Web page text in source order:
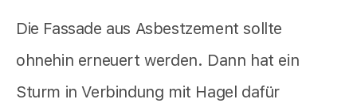
Die Fassade aus Asbestzement sollte
ohnehin erneuert werden. Dann hat ein
Sturm in Verbindung mit Hagel dafür